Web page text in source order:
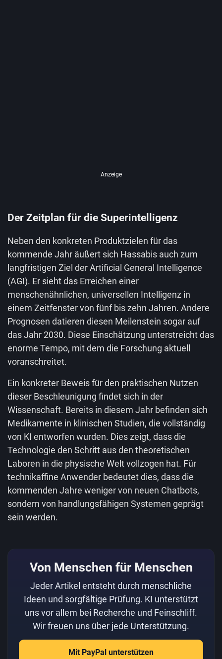
Anzeige
Der Zeitplan für die Superintelligenz
Neben den konkreten Produktzielen für das
kommende Jahr äußert sich Hassabis auch zum
langfristigen Ziel der Artificial General Intelligence
(AGI). Er sieht das Erreichen einer
menschenähnlichen, universellen Intelligenz in
einem Zeitfenster von fünf bis zehn Jahren. Andere
Prognosen datieren diesen Meilenstein sogar auf
das Jahr 2030. Diese Einschätzung unterstreicht das
enorme Tempo, mit dem die Forschung aktuell
voranschreitet.
Ein konkreter Beweis für den praktischen Nutzen
dieser Beschleunigung findet sich in der
Wissenschaft. Bereits in diesem Jahr befinden sich
Medikamente in klinischen Studien, die vollständig
von KI entworfen wurden. Dies zeigt, dass die
Technologie den Schritt aus den theoretischen
Laboren in die physische Welt vollzogen hat. Für
technikaffine Anwender bedeutet dies, dass die
kommenden Jahre weniger von neuen Chatbots,
sondern von handlungsfähigen Systemen geprägt
sein werden.
Von Menschen für Menschen
Jeder Artikel entsteht durch menschliche
Ideen und sorgfältige Prüfung. KI unterstützt
uns vor allem bei Recherche und Feinschliff.
Wir freuen uns über jede Unterstützung.
Mit PayPal unterstützen